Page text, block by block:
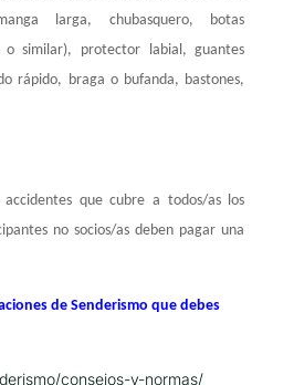
larga, chubasquero, botas
o similar), protector labial, guantes
rápido, braga o bufanda, bastones,
accidentes que cubre a todos/as los
no socios/as deben pagar una
de Senderismo que debes
consejos-y-normas/